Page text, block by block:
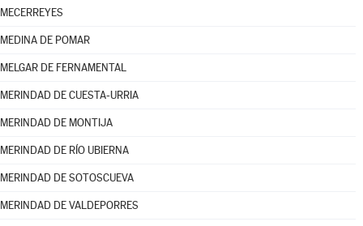
MECERREYES
MEDINA DE POMAR
MELGAR DE FERNAMENTAL
MERINDAD DE CUESTA-URRIA
MERINDAD DE MONTIJA
MERINDAD DE RÍO UBIERNA
MERINDAD DE SOTOSCUEVA
MERINDAD DE VALDEPORRES